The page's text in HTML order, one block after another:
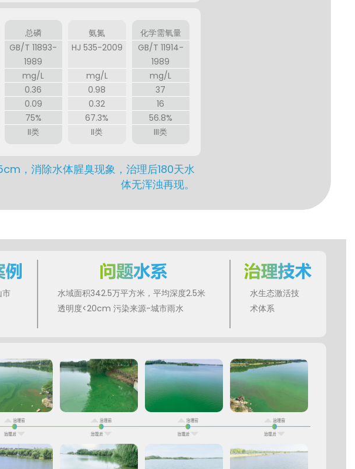
总磷
GB/T 11893-
1989
mg/L
0.36
0.09
75%
II类
氨氮
HJ 535-2009
mg/L
0.98
0.32
67.3%
II类
化学需氧量
GB/T 11914-
1989
mg/L
37
16
56.8%
III类
，消除水体腥臭现象，治理后180天水
体无浑浊再现。
市
水域面积342.5万平方米，平均深度2.5米
透明度<20cm 污染来源-城市雨水
水生态激活技
术体系